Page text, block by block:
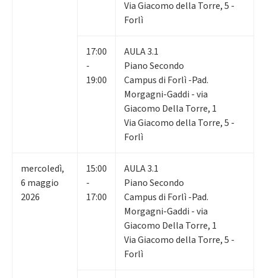
Via Giacomo della Torre, 5 -
Forlì
17:00
-
19:00
AULA 3.1
Piano Secondo
Campus di Forlì -Pad.
Morgagni-Gaddi - via
Giacomo Della Torre, 1
Via Giacomo della Torre, 5 -
Forlì
mercoledì,
6 maggio
2026
15:00
-
17:00
AULA 3.1
Piano Secondo
Campus di Forlì -Pad.
Morgagni-Gaddi - via
Giacomo Della Torre, 1
Via Giacomo della Torre, 5 -
Forlì